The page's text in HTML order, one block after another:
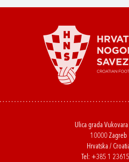
Ulica grada
10000 Zagreb
Hrvatska /
Tel: +385 1